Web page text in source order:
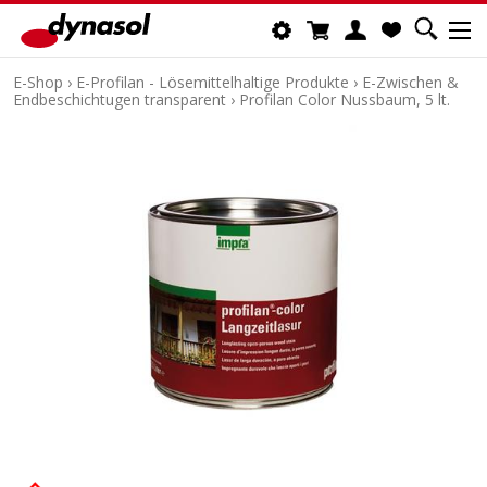
E-Shop › E-Profilan - Lösemittelhaltige Produkte › E-Zwischen &
Endbeschichtugen transparent › Profilan Color Nussbaum, 5 lt.